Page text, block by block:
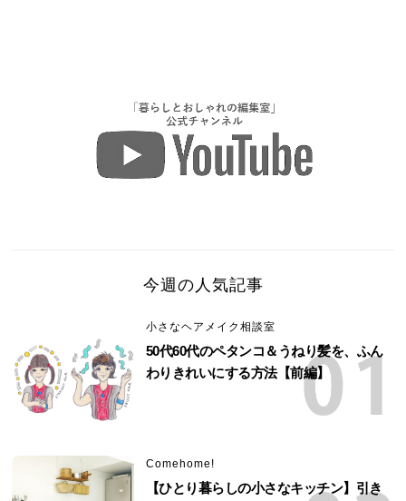
今週の人気記事
小さなヘアメイク相談室
50代60代のペタンコ＆うねり髪を、ふん
わりきれいにする方法【前編】
Comehome!
【ひとり暮らしの小さなキッチン】引き